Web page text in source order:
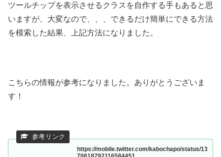
ツールチップを表示させるクラスを自作する手もあると思
いますが、大変なので、、、できるだけ簡単にできる方法
を模索した結果、上記方法になりました。
こちらの情報が参考になりました。ありがとうございま
す！
https://mobile.twitter.com/kabochapo/status/13